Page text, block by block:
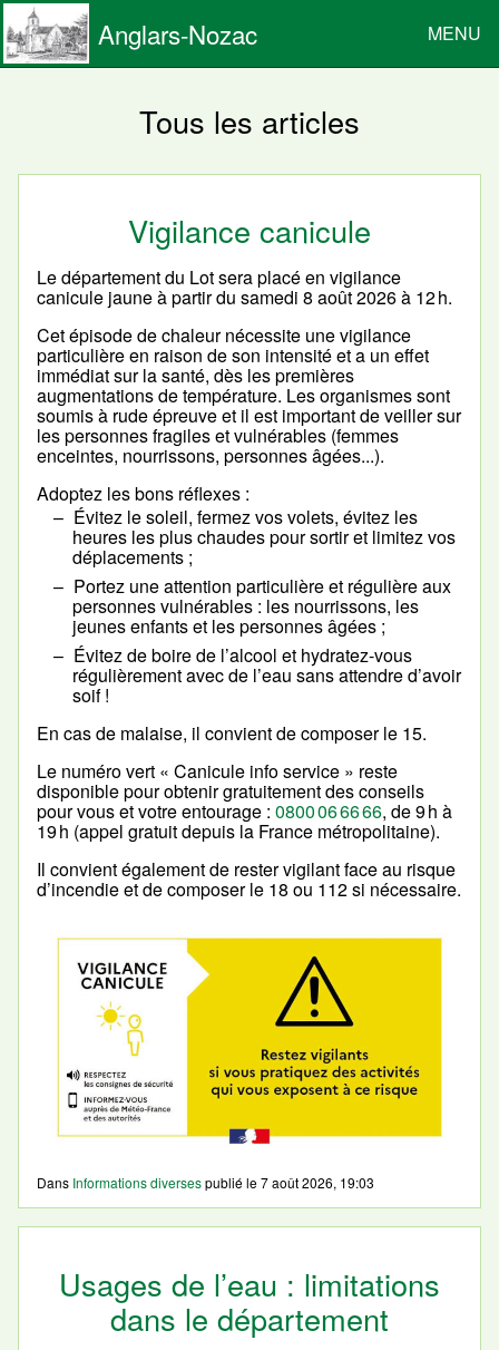
Anglars-Nozac MENU
Tous les articles
Vigilance canicule
Le département du Lot sera placé en vigilance
canicule jaune à partir du samedi 8 août 2026 à 12 h.
Cet épisode de chaleur nécessite une vigilance
particulière en raison de son intensité et a un effet
immédiat sur la santé, dès les premières
augmentations de température. Les organismes sont
soumis à rude épreuve et il est important de veiller sur
les personnes fragiles et vulnérables (femmes
enceintes, nourrissons, personnes âgées...).
Adoptez les bons réflexes :
Évitez le soleil, fermez vos volets, évitez les
heures les plus chaudes pour sortir et limitez vos
déplacements ;
Portez une attention particulière et régulière aux
personnes vulnérables : les nourrissons, les
jeunes enfants et les personnes âgées ;
Évitez de boire de l’alcool et hydratez-vous
régulièrement avec de l’eau sans attendre d’avoir
soif !
En cas de malaise, il convient de composer le 15.
Le numéro vert « Canicule info service » reste
disponible pour obtenir gratuitement des conseils
pour vous et votre entourage : 0800 06 66 66, de 9 h à
19 h (appel gratuit depuis la France métropolitaine).
Il convient également de rester vigilant face au risque
d’incendie et de composer le 18 ou 112 si nécessaire.
Dans Informations diversespublié le7 août 2026, 19:03
Usages de l’eau : limitations
dans le département